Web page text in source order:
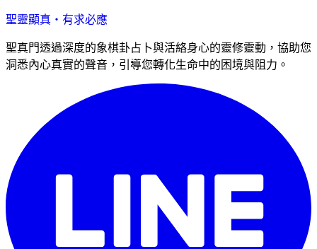
聖靈顯真・有求必應
聖真門透過深度的象棋卦占卜與活絡身心的靈修靈動，協助您
洞悉內心真實的聲音，引導您轉化生命中的困境與阻力。